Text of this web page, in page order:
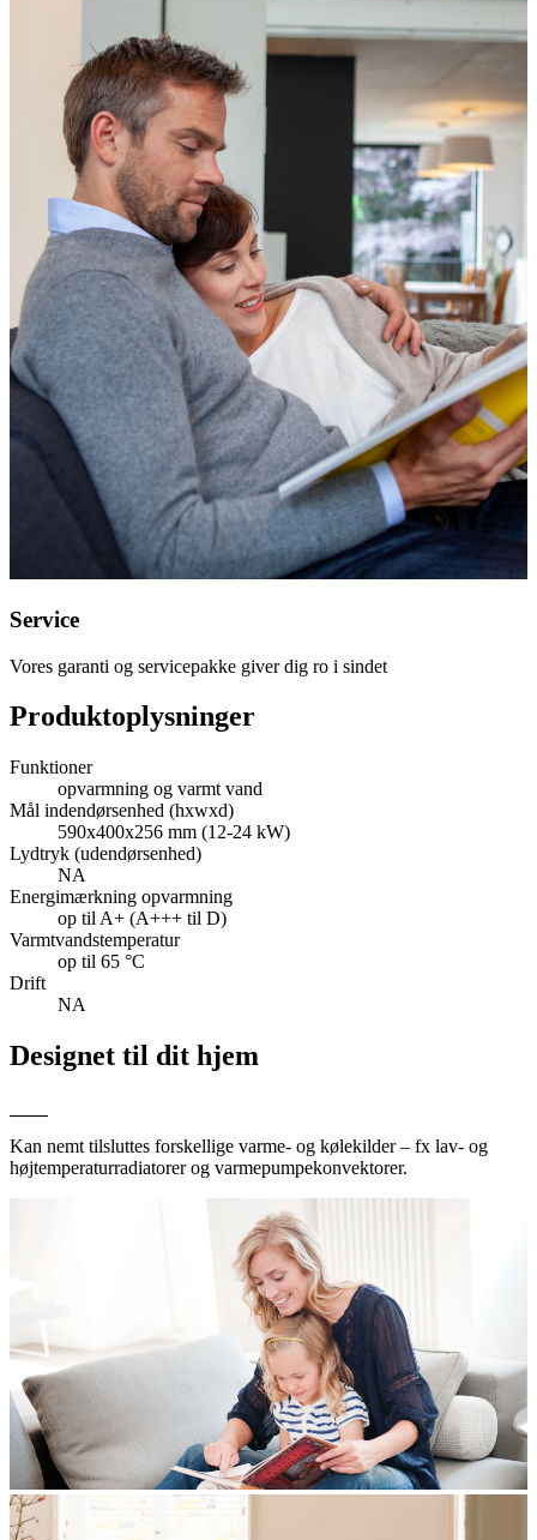
Service
Vores garanti og servicepakke giver dig ro i sindet
Produktoplysninger
Funktioner
opvarmning og varmt vand
Mål indendørsenhed (hxwxd)
590x400x256 mm (12-24 kW)
Lydtryk (udendørsenhed)
NA
Energimærkning opvarmning
op til A+ (A+++ til D)
Varmtvandstemperatur
op til 65 °C
Drift
NA
Designet til dit hjem
Kan nemt tilsluttes forskellige varme- og kølekilder – fx lav- og
højtemperaturradiatorer og varmepumpekonvektorer.